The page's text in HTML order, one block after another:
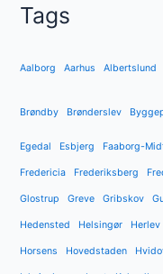
Tags
Aalborg Aarhus Albertslund
Brøndby Brønderslev
Egedal Esbjerg Faaborg-
Fredericia Frederiksberg
Glostrup Greve Gribskov
Hedensted Helsingør Herlev
Horsens Hovedstaden